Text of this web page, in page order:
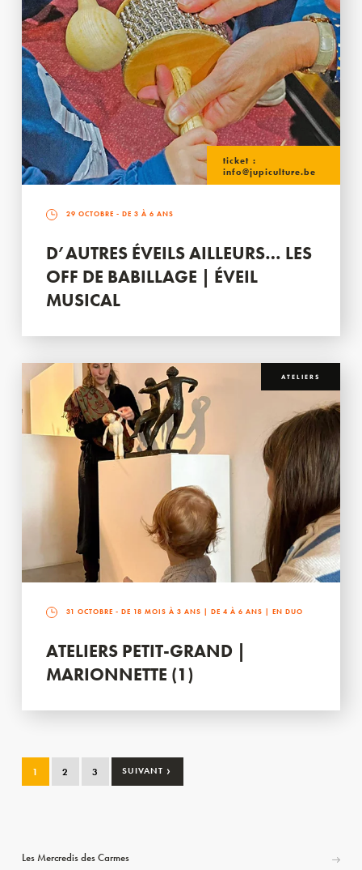
ticket :
info@jupiculture.be
29 OCTOBRE - DE 3 À 6 ANS
D’AUTRES ÉVEILS AILLEURS… LES
OFF DE BABILLAGE | ÉVEIL
MUSICAL
ATELIERS
31 OCTOBRE - DE 18 MOIS À 3 ANS | DE 4 À 6 ANS | EN DUO
ATELIERS PETIT-GRAND |
MARIONNETTE (1)
1 2 3 SUIVANT ›
Les Mercredis des Carmes